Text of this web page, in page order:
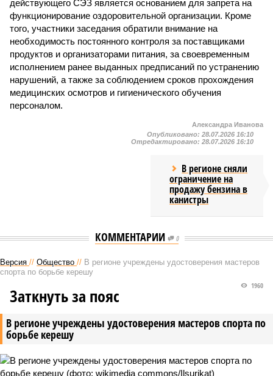
действующего СЭЗ является основанием для запрета на
функционирование оздоровительной организации. Кроме
того, участники заседания обратили внимание на
необходимость постоянного контроля за поставщиками
продуктов и организаторами питания, за своевременным
исполнением ранее выданных предписаний по устранению
нарушений, а также за соблюдением сроков прохождения
медицинских осмотров и гигиенического обучения
персоналом.
Александра Иванова
Опубликовано: 28.07.2026 16:10
Отредактировано: 28.07.2026 16:10
В регионе сняли
ограничение на
продажу бензина в
канистры
КОММЕНТАРИИ 0
Версия // Общество // В регионе учреждены удостоверения мастеров
спорта по борьбе керешу
В регионе учреждены удостоверения мастеров спорта по
борьбе керешу
1960
Заткнуть за пояс